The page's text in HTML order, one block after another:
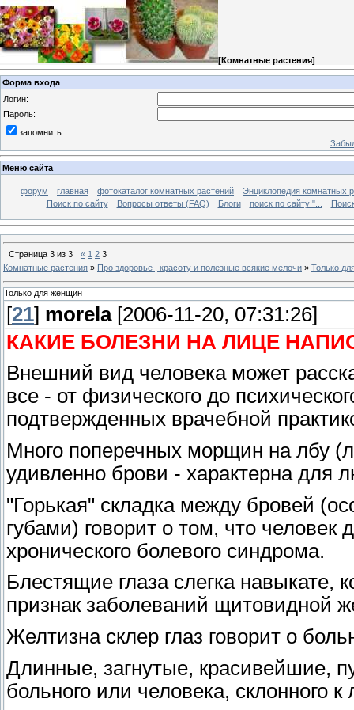
[Комнатные растения]
Форма входа
Логин:
Пароль:
запомнить
Меню сайта
форум главная фотокаталог комнатных растений
Энциклопедия комнатных
Поиск по сайту
Вопросы ответы (FAQ) Блоги поиск по сайту "...
Страница 3 из 3 « 1 2 3
Комнатные растения » Про здоровье , красоту и полезные всякие мелочи » Только
Только для женщин
[21] morela[2006-11-20, 07:31:26]
КАКИЕ БОЛЕЗНИ НА ЛИЦЕ
Внешний вид человека может
все - от физического до
подтвержденных врачебной
Много поперечных морщин на лбу
удивленно брови - характерна для
"Горькая" складка между бровей
губами) говорит о том, что человек
хронического болевого синдрома.
Блестящие глаза слегка навыкате,
признак заболеваний щитовидной
Желтизна склер глаз говорит о
Длинные, загнутые, красивейшие,
больного или человека, склонного